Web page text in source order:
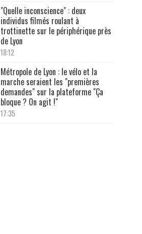
"Quelle inconscience" : deux
individus filmés roulant à
trottinette sur le périphérique près
de Lyon
18:12
Métropole de Lyon : le vélo et la
marche seraient les "premières
demandes" sur la plateforme "Ça
bloque ? On agit !"
17:35